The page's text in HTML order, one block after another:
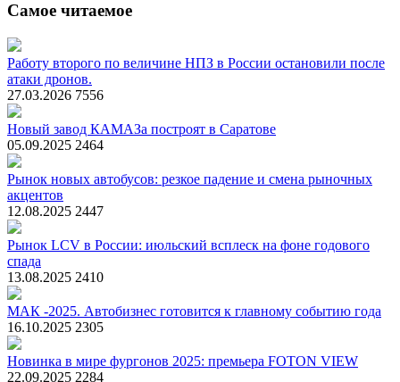
Самое читаемое
Работу второго по величине НПЗ в России остановили после
атаки дронов.
27.03.2026 7556
Новый завод КАМАЗа построят в Саратове
05.09.2025 2464
Рынок новых автобусов: резкое падение и смена рыночных
акцентов
12.08.2025 2447
Рынок LCV в России: июльский всплеск на фоне годового
спада
13.08.2025 2410
МАК -2025. Автобизнес готовится к главному событию года
16.10.2025 2305
Новинка в мире фургонов 2025: премьера FOTON VIEW
22.09.2025 2284